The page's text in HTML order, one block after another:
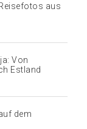
aus
Von
Estland
dem